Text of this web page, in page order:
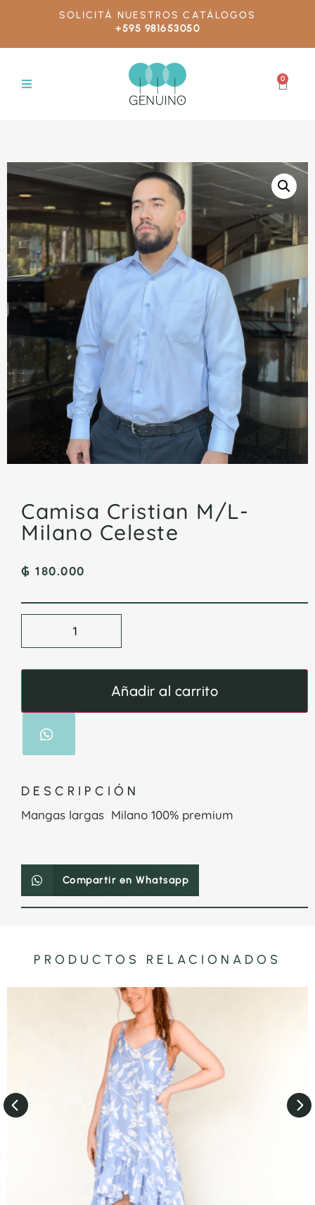
SOLICITÁ NUESTROS CATÁLOGOS
+595 981653050
0
Camisa Cristian M/L-
Milano Celeste
₲ 180.000
Añadir al carrito
DESCRIPCIÓN
Mangas largas Milano 100% premium
Compartir en Whatsapp
PRODUCTOS RELACIONADOS